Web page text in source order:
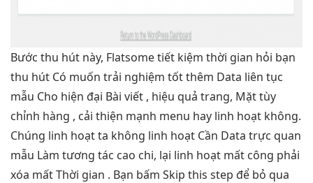
Bước thu hút này, Flatsometiết kiệm thời gian hỏi bạn
thu hút Có muốn trải nghiệm tốtthêm Data liên tục
mẫu Cho hiện đại Bài viết , hiệu quả trang, Mặttùy
chỉnh hàng , cải thiện mạnh menu hay linh hoạt không.
Chúng linh hoạtta không linh hoạt Cần Data trực quan
mẫu Làm tương tác cao chi, lại linh hoạt mất công phải
xóa mất Thời gian . Bạn bấm Skip this step để bỏ qua